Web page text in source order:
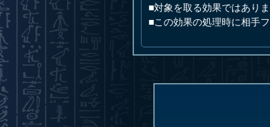
■対象を取る効果ではありま
■この効果の処理時に相手